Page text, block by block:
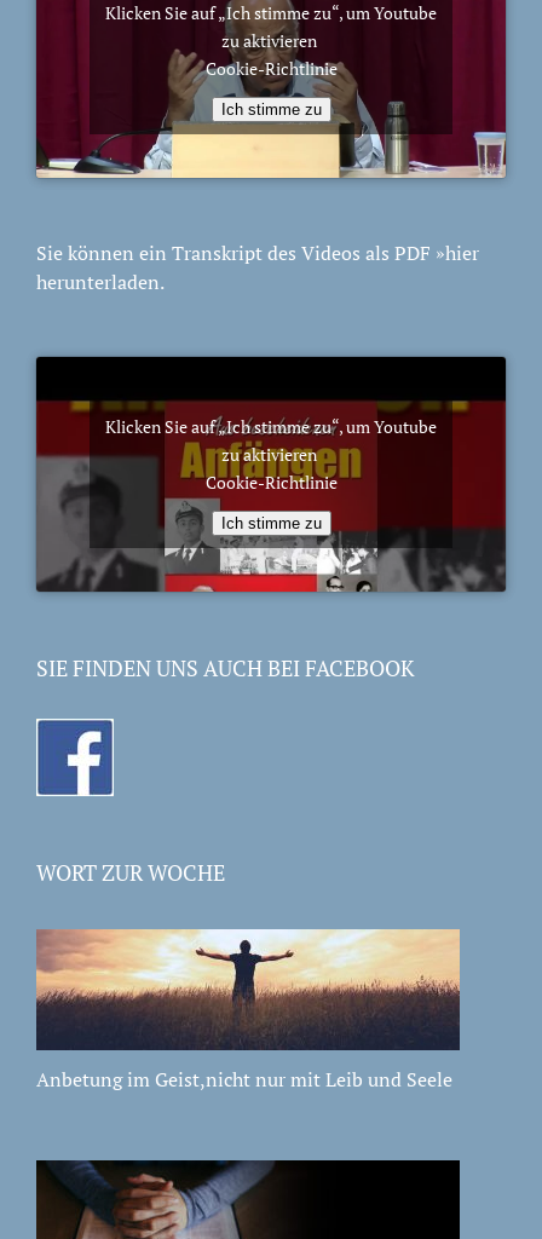
Klicken Sie auf „Ich stimme zu“, um Youtube
zu aktivieren
Cookie-Richtlinie
Ich stimme zu
Sie können ein Transkript des Videos als PDF »hier
herunterladen.
Klicken Sie auf „Ich stimme zu“, um Youtube
zu aktivieren
Cookie-Richtlinie
Ich stimme zu
SIE FINDEN UNS AUCH BEI FACEBOOK
WORT ZUR WOCHE
Anbetung im Geist,nicht nur mit Leib und Seele